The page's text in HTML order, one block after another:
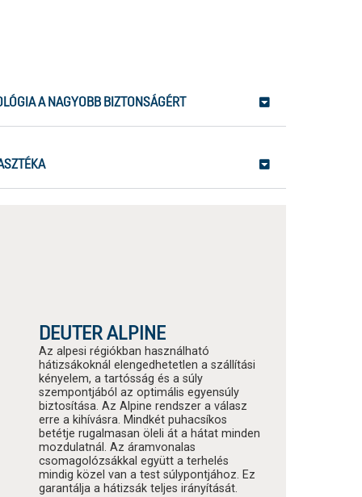
A NAGYOBB BIZTONSÁGÉRT
DEUTER ALPINE
Az alpesi régiókban használható
hátizsákoknál elengedhetetlen a szállítási
kényelem, a tartósság és a súly
szempontjából az optimális egyensúly
biztosítása. Az Alpine rendszer a válasz
erre a kihívásra. Mindkét puhacsíkos
betétje rugalmasan öleli át a hátat minden
mozdulatnál. Az áramvonalas
csomagolózsákkal együtt a terhelés
mindig közel van a test súlypontjához. Ez
garantálja a hátizsák teljes irányítását.